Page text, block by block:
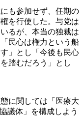
も参加せず、任期の
を行使した。与党は
るが、本当の独裁は
民心は権力という船
」とし「今後も民心
踏むだろう」とし
に関しては「医療大
議体」を構成しよう